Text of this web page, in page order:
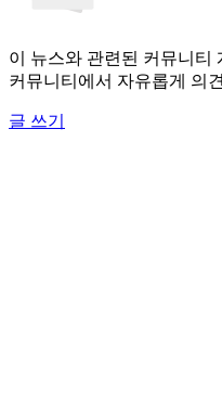
이 뉴스와 관련된 커뮤니티
커뮤니티에서 자유롭게 의
글 쓰기